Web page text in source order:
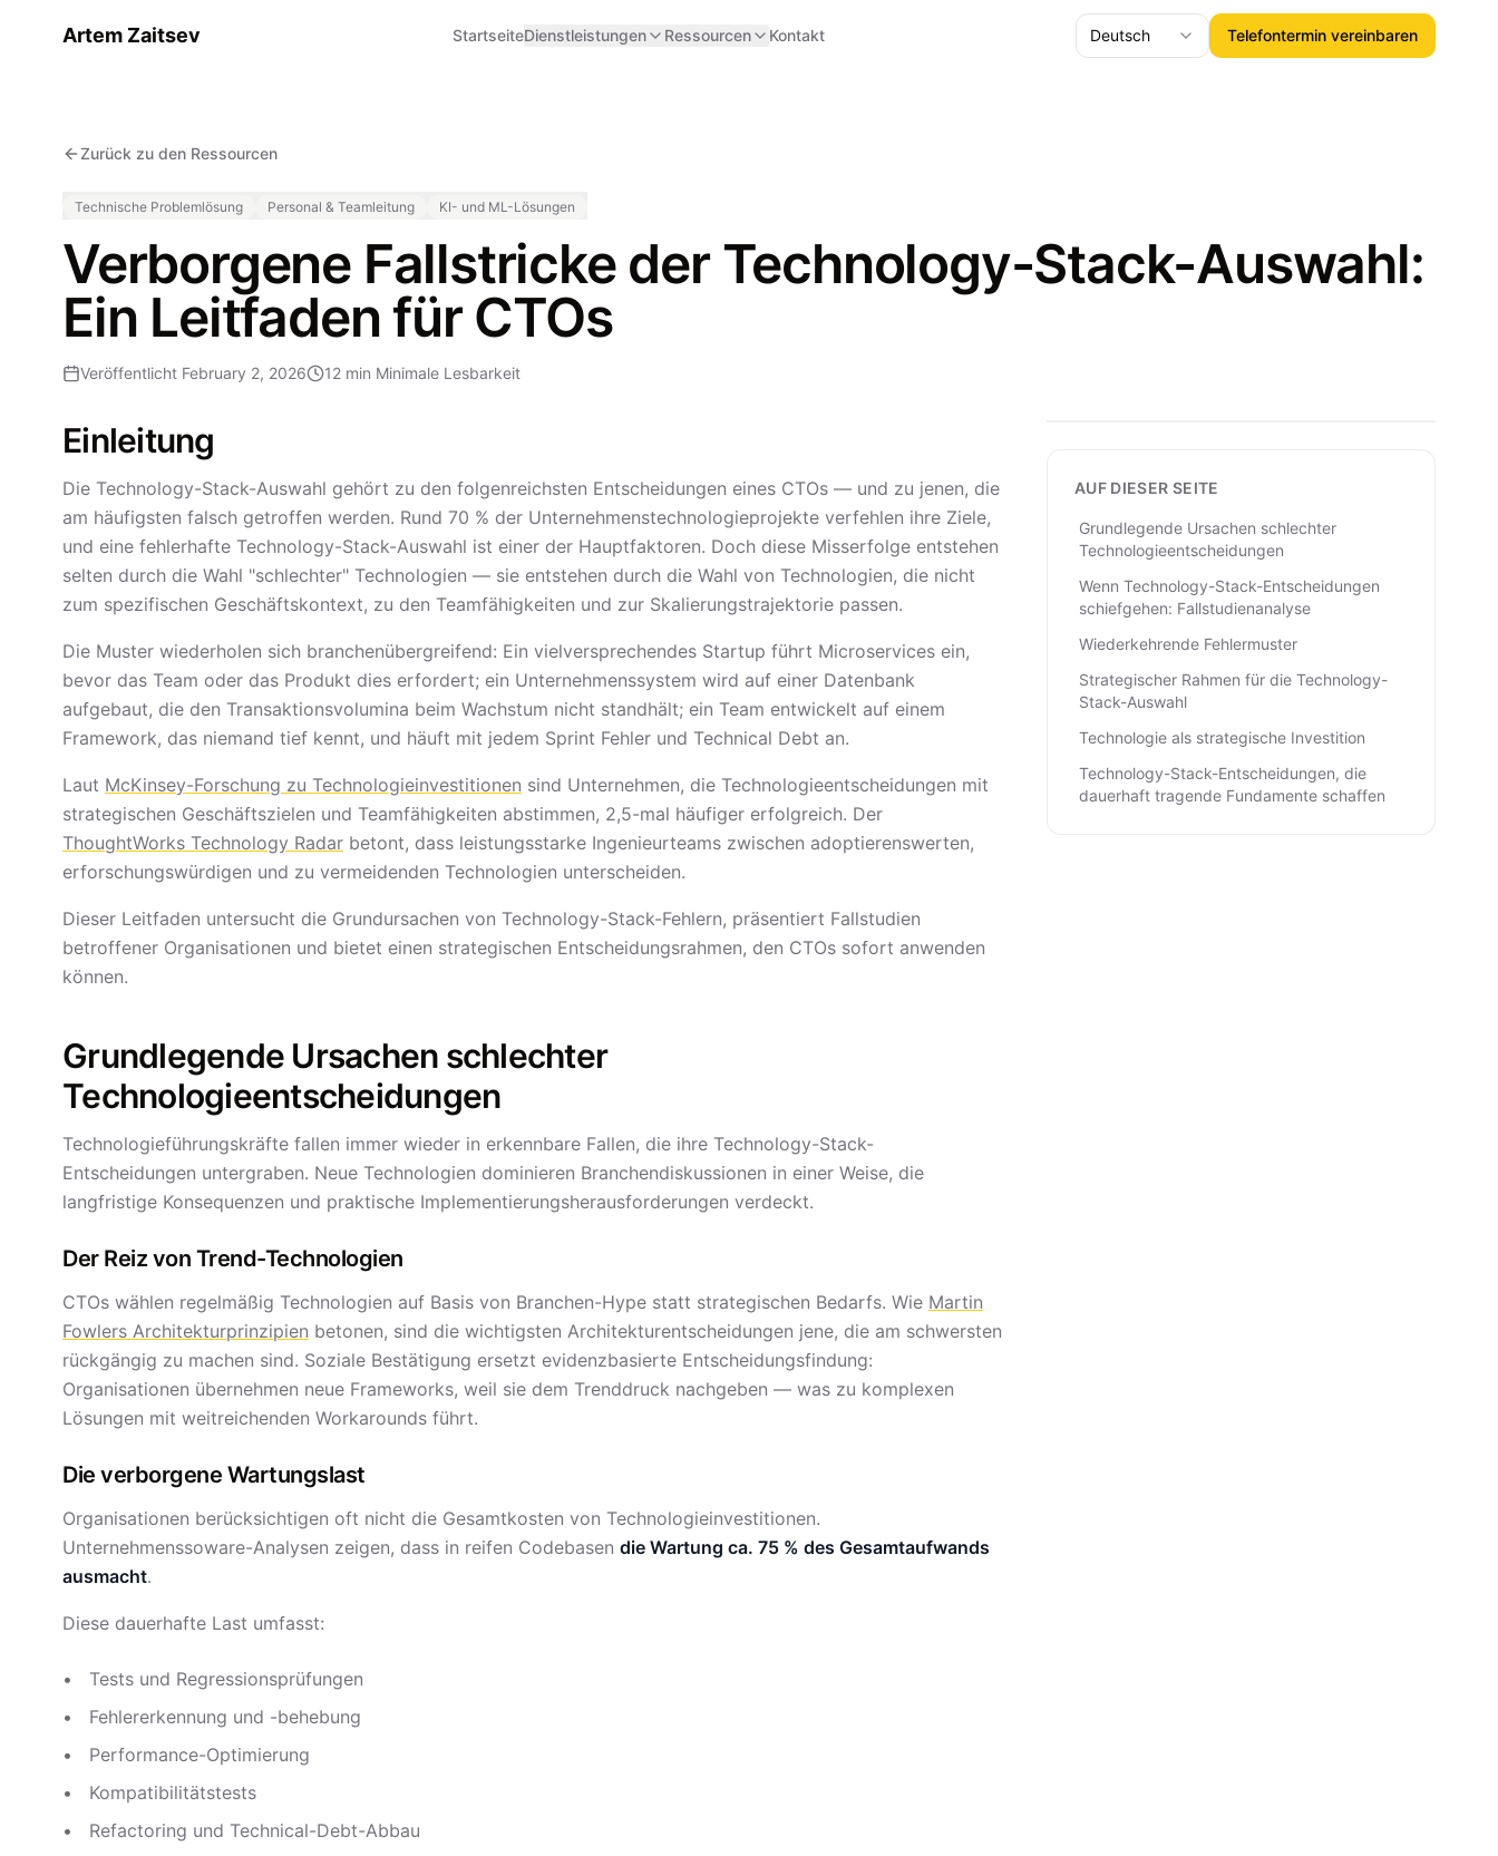
Artem Zaitsev StartseiteDienstleistungen Ressourcen Kontakt Deutsch Telefontermin vereinbaren
Zurück zu den Ressourcen
Technische Problemlösung Personal & Teamleitung KI- und ML-Lösungen
Verborgene Fallstricke der Technology-Stack-Auswahl:
Ein Leitfaden für CTOs
Veröffentlicht February 2, 2026 12 min Minimale Lesbarkeit
Einleitung
Die Technology-Stack-Auswahl gehört zu den folgenreichsten Entscheidungen eines CTOs — und zu jenen, die
am häufigsten falsch getroffen werden. Rund 70 % der Unternehmenstechnologieprojekte verfehlen ihre Ziele,
und eine fehlerhafte Technology-Stack-Auswahl ist einer der Hauptfaktoren. Doch diese Misserfolge entstehen
selten durch die Wahl "schlechter" Technologien — sie entstehen durch die Wahl von Technologien, die nicht
zum spezifischen Geschäftskontext, zu den Teamfähigkeiten und zur Skalierungstrajektorie passen.
Die Muster wiederholen sich branchenübergreifend: Ein vielversprechendes Startup führt Microservices ein,
bevor das Team oder das Produkt dies erfordert; ein Unternehmenssystem wird auf einer Datenbank
aufgebaut, die den Transaktionsvolumina beim Wachstum nicht standhält; ein Team entwickelt auf einem
Framework, das niemand tief kennt, und häuft mit jedem Sprint Fehler und Technical Debt an.
Laut McKinsey-Forschung zu Technologieinvestitionen sind Unternehmen, die Technologieentscheidungen mit
strategischen Geschäftszielen und Teamfähigkeiten abstimmen, 2,5-mal häufiger erfolgreich. Der
ThoughtWorks Technology Radar betont, dass leistungsstarke Ingenieurteams zwischen adoptierenswerten,
erforschungswürdigen und zu vermeidenden Technologien unterscheiden.
Dieser Leitfaden untersucht die Grundursachen von Technology-Stack-Fehlern, präsentiert Fallstudien
betroffener Organisationen und bietet einen strategischen Entscheidungsrahmen, den CTOs sofort anwenden
können.
Grundlegende Ursachen schlechter
Technologieentscheidungen
Technologieführungskräfte fallen immer wieder in erkennbare Fallen, die ihre Technology-Stack-
Entscheidungen untergraben. Neue Technologien dominieren Branchendiskussionen in einer Weise, die
langfristige Konsequenzen und praktische Implementierungsherausforderungen verdeckt.
Der Reiz von Trend-Technologien
CTOs wählen regelmäßig Technologien auf Basis von Branchen-Hype statt strategischen Bedarfs. Wie Martin
Fowlers Architekturprinzipien betonen, sind die wichtigsten Architekturentscheidungen jene, die am schwersten
rückgängig zu machen sind. Soziale Bestätigung ersetzt evidenzbasierte Entscheidungsfindung:
Organisationen übernehmen neue Frameworks, weil sie dem Trenddruck nachgeben — was zu komplexen
Lösungen mit weitreichenden Workarounds führt.
Die verborgene Wartungslast
Organisationen berücksichtigen oft nicht die Gesamtkosten von Technologieinvestitionen.
Unternehmenssoware-Analysen zeigen, dass in reifen Codebasen die Wartung ca. 75 % des Gesamtaufwands
ausmacht.
Diese dauerhafte Last umfasst:
Tests und Regressionsprüfungen
Fehlererkennung und -behebung
Performance-Optimierung
Kompatibilitätstests
Refactoring und Technical-Debt-Abbau
AUF DIESER SEITE
Grundlegende Ursachen schlechter
Technologieentscheidungen
Wenn Technology-Stack-Entscheidungen
schiefgehen: Fallstudienanalyse
Wiederkehrende Fehlermuster
Strategischer Rahmen für die Technology-
Stack-Auswahl
Technologie als strategische Investition
Technology-Stack-Entscheidungen, die
dauerhaft tragende Fundamente schaffen